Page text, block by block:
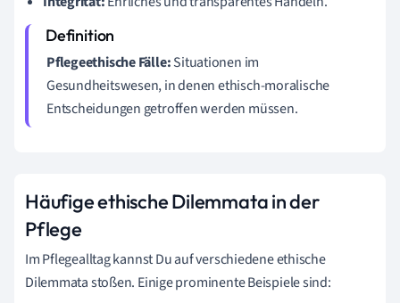
Pflegeethische Fälle:Situationen im
Gesundheitswesen, in denen ethisch-moralische
Entscheidungen getroffen werden müssen.
Häufige ethische Dilemmata in der
Pflege
Im Pflegealltag kannst Du auf verschiedene ethische
Dilemmata stoßen. Einige prominente Beispiele sind: